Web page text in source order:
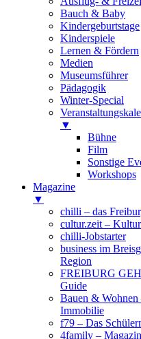
Bauch & Baby
Kindergeburtstage
Kinderspiele
Lernen & Fördern
Medien
Museumsführer
Pädagogik
Winter-Special
▼
Bühne
Film
Sonstige
Workshops
Magazine
▼
chilli – das
cultur.zeit –
chilli-Jobstarter
business im
Region
FREIBURG
Guide
Bauen & Wohnen
Immobilie
f79 – Das
4family –